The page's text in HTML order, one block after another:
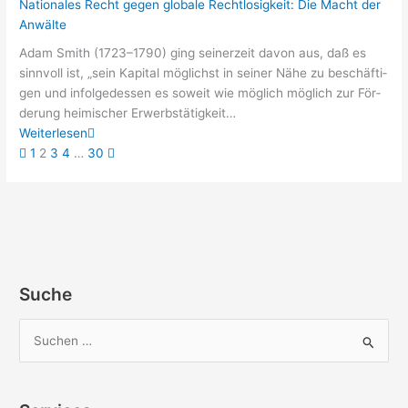
Nationales Recht gegen globale Rechtlosigkeit: Die Macht der
Anwälte
Adam Smith (1723–1790) ging sei­ner­zeit davon aus, daß es
sinn­voll ist, „sein Kapi­tal mög­lichst in sei­ner Nähe zu beschäf­ti­
gen und infol­ge­des­sen es soweit wie mög­lich mög­lich zur För­
de­rung hei­mi­scher Erwerbstätigkeit…
Wei­ter­le­sen
1 2 3 4 … 30
Suche